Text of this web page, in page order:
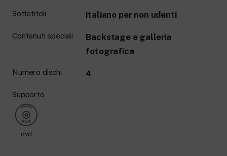
Sottotitoli italiano per non udenti
Contenuti speciali
Backstage e galleria
fotografica
Numero dischi 4
Supporto
dvd